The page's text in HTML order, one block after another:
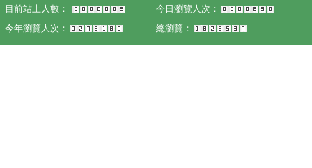
目前站上人數：
今日瀏覽人次：
今年瀏覽人次：
總瀏覽：